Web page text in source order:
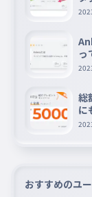
っ
総
に
ゼ
おすすめのユ